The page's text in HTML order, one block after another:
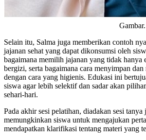
Selain itu, Salma juga memberikan contoh
jajanan sehat yang dapat dikonsumsi oleh
bagaimana memilih jajanan yang tidak hanya
bergizi, serta bagaimana cara menyimpan
dengan cara yang higienis. Edukasi ini
siswa agar lebih selektif dan sadar akan
sehari-hari.
Pada akhir sesi pelatihan, diadakan sesi tanya
memungkinkan siswa untuk mengajukan
mendapatkan klarifikasi tentang materi yang